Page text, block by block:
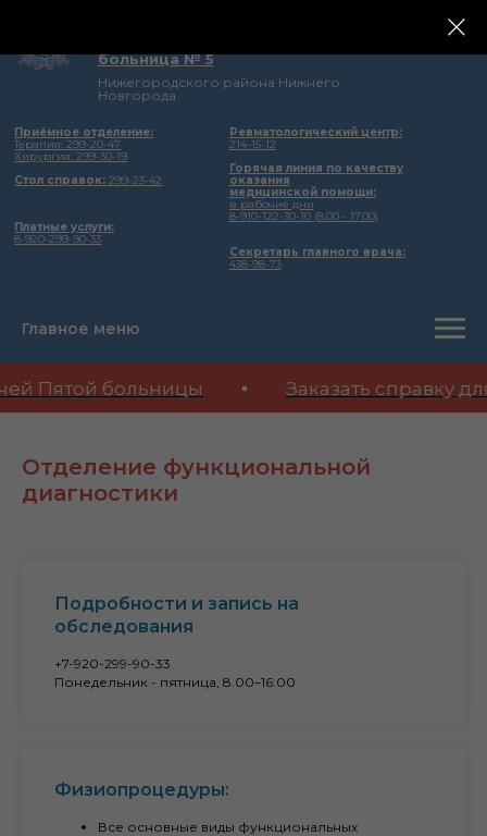
больница № 5
Приёмное отделение:
Терапия: 299-20-47
Хирургия: 299-30-19
Стол справок: 299-23-42
Ревматологический центр:
214-15-12
Горячая линия по качеству
оказания
медицинской помощи:
в рабочие дни
8-910-122-30-10 (8.00 - 17.00)
Секретарь главного врача:
438-98-73
Нижегородского района Нижнего
Новгорода
Платные услуги:
8-920-299-90-33
Главное меню
Пятой больницы Заказать справку
Отделение функциональной
диагностики
Подробности и запись на
обследования
+7-920-299-90-33
Понедельник - пятница, 8.00–16:00
Физиопроцедуры:
Все основные виды функциональных